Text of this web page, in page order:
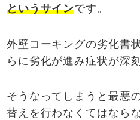
というサインです。
外壁コーキングの劣化書
らに劣化が進み症状が深
そうなってしまうと最悪
替えを行わなくてはなら